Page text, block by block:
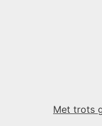
Met trots